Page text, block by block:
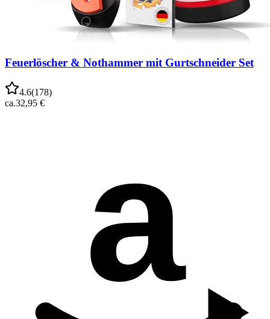
Feuerlöscher & Nothammer mit Gurtschneider Set
4.6(178)
ca.32,95 €
a